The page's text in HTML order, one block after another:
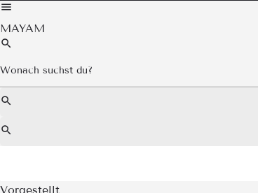
MAYAM
Vorgestellt